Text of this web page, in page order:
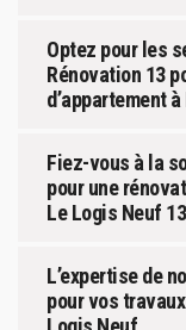
Optez pour les
Rénovation 13
d’appartement
Fiez-vous à la
pour une
Le Logis Neuf
L’expertise de
pour vos